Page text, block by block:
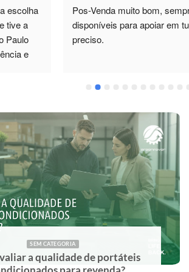
o que
Pela experiência que tive até
atendimento por parte do
Tempo de resposta óptima.
SEM CATEGORIA
a qualidade de portáteis